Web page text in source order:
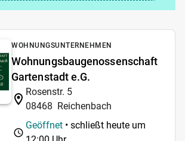
WOHNUNGSUNTERNEHMEN
Wohnungsbaugenossenschaft
Gartenstadt e.G.
Rosenstr. 5
08468 Reichenbach
Geöffnet • schließt heute um